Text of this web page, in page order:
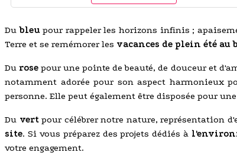
Dubleupour rappeler les horizons infinis ;
Terre et se remémorer les vacances de plein été au
Du rose pour une pointe de beauté, de douceur et
notamment adorée pour son aspect harmonieux
personne. Elle peut également être disposée pour
Du vertpour célébrer notre nature, représentation
site. Si vous préparez des projets dédiés à
votre engagement.